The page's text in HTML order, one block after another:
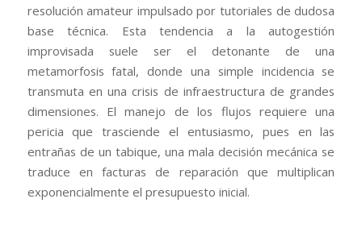
resolución amateur impulsado por tutoriales de dudosa
base técnica. Esta tendencia a la autogestión
improvisada suele ser el detonante de una
metamorfosis fatal, donde una simple incidencia se
transmuta en una crisis de infraestructura de grandes
dimensiones. El manejo de los flujos requiere una
pericia que trasciende el entusiasmo, pues en las
entrañas de un tabique, una mala decisión mecánica se
traduce en facturas de reparación que multiplican
exponencialmente el presupuesto inicial.